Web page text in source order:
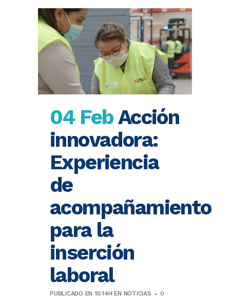
04 FebAcción
innovadora:
Experiencia
de
acompañamiento
para la
inserción
laboral
PUBLICADO EN 15:14H EN NOTICIAS
0